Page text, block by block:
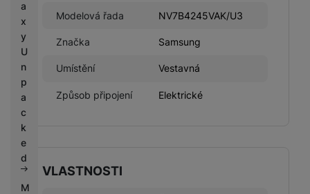
a
x
y
U
n
p
a
c
k
e
d
M
Modelová řada NV7B4245VAK/U3
Značka Samsung
Umístění Vestavná
Způsob připojení Elektrické
VLASTNOSTI